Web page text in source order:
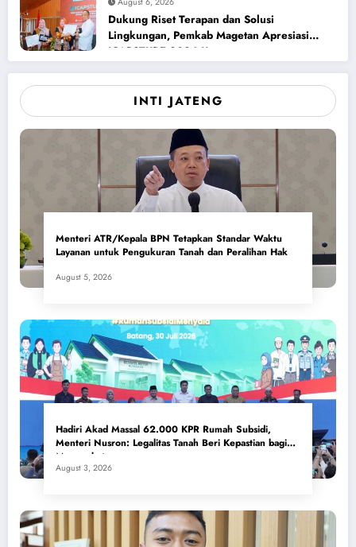
Dukung Riset Terapan dan Solusi
Lingkungan, Pemkab Magetan Apresiasi
ICAPSTURE 2026 Unesa
INTI JATENG
Menteri ATR/Kepala BPN Tetapkan Standar Waktu
Layanan untuk Pengukuran Tanah dan Peralihan Hak
August 5, 2026
Hadiri Akad Massal 62.000 KPR Rumah Subsidi,
Menteri Nusron: Legalitas Tanah Beri Kepastian bagi
Masyarakat
August 3, 2026